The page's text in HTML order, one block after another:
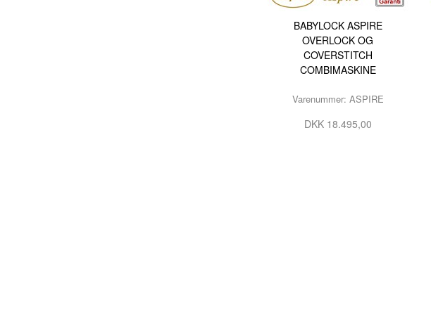
BABYLOCK ASPIRE
OVERLOCK OG
COVERSTITCH
COMBIMASKINE
Varenummer: ASPIRE
DKK 18.495,00